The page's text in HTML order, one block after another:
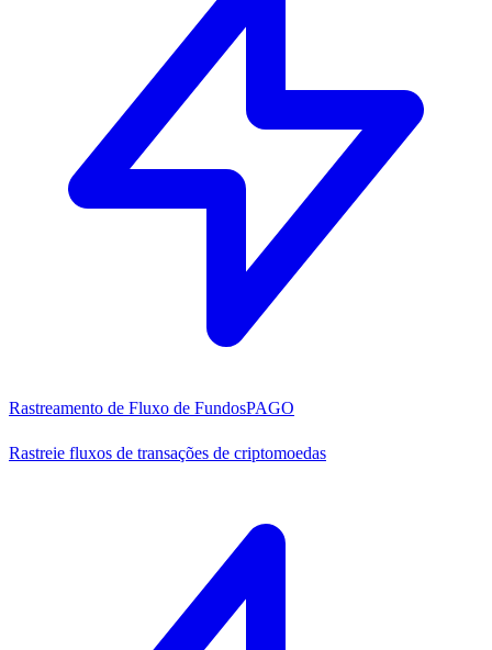
Rastreamento de Fluxo de FundosPAGO
Rastreie fluxos de transações de criptomoedas